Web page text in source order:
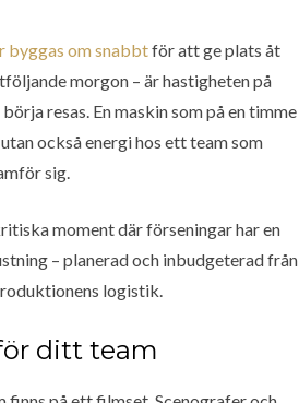
byggas om snabbtför att ge plats åt
morgon – är hastigheten på
resas. En maskin som på en timme
också energi hos ett team som
sig.
moment där förseningar har en
– planerad och inbudgeterad från
logistik.
ditt team